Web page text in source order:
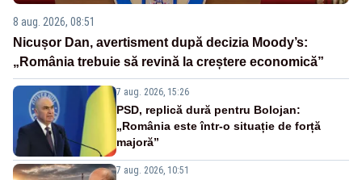
8 aug. 2026, 08:51
Nicușor Dan, avertisment după decizia Moody’s:
„România trebuie să revină la creștere economică”
7 aug. 2026, 15:26
PSD, replică dură pentru Bolojan:
„România este într-o situație de forță
majoră”
7 aug. 2026, 10:51